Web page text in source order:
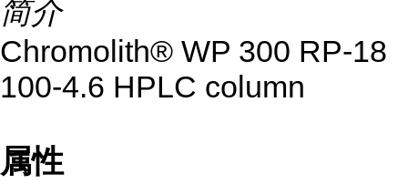
简介
Chromolith® WP 300 RP-18
100-4.6 HPLC column
属性